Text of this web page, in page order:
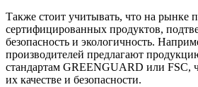
Также стоит учитывать, что на рынке
сертифицированных продуктов,
безопасность и экологичность.
производителей предлагают
стандартам GREENGUARD или FSC,
их качестве и безопасности.